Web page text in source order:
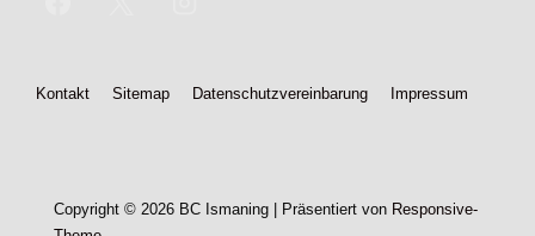
Footer-
Kontakt Sitemap Datenschutzvereinbarung Impressum
Copyright © 2026 BC Ismaning | Präsentiert von Responsive-